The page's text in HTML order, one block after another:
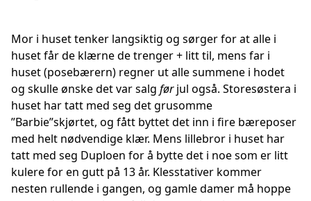
Mor i huset tenker langsiktig og sørger for at alle i
huset får de klærne de trenger + litt til, mens far i
huset (posebærern) regner ut alle summene i hodet
og skulle ønske det var salg førjul også. Storesøstera i
huset har tatt med seg det grusomme
”Barbie”skjørtet, og fått byttet det inn i fire bæreposer
med helt nødvendige klær. Mens lillebror i huset har
tatt med seg Duploen for å bytte det i noe som er litt
kulere for en gutt på 13 år. Klesstativer kommer
nesten rullende i gangen, og gamle damer må hoppe